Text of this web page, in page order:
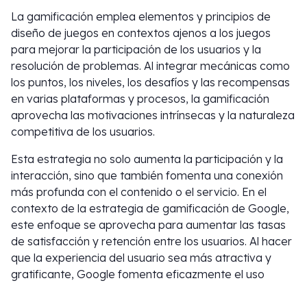
La gamificación emplea elementos y principios de
diseño de juegos en contextos ajenos a los juegos
para mejorar la participación de los usuarios y la
resolución de problemas. Al integrar mecánicas como
los puntos, los niveles, los desafíos y las recompensas
en varias plataformas y procesos, la gamificación
aprovecha las motivaciones intrínsecas y la naturaleza
competitiva de los usuarios.
Esta estrategia no solo aumenta la participación y la
interacción, sino que también fomenta una conexión
más profunda con el contenido o el servicio. En el
contexto de la estrategia de gamificación de Google,
este enfoque se aprovecha para aumentar las tasas
de satisfacción y retención entre los usuarios. Al hacer
que la experiencia del usuario sea más atractiva y
gratificante, Google fomenta eficazmente el uso